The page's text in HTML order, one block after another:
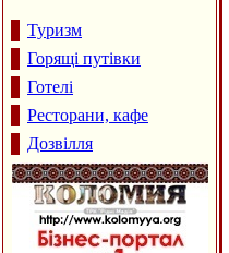
Туризм
Горящі путівки
Готелі
Ресторани, кафе
Дозвілля